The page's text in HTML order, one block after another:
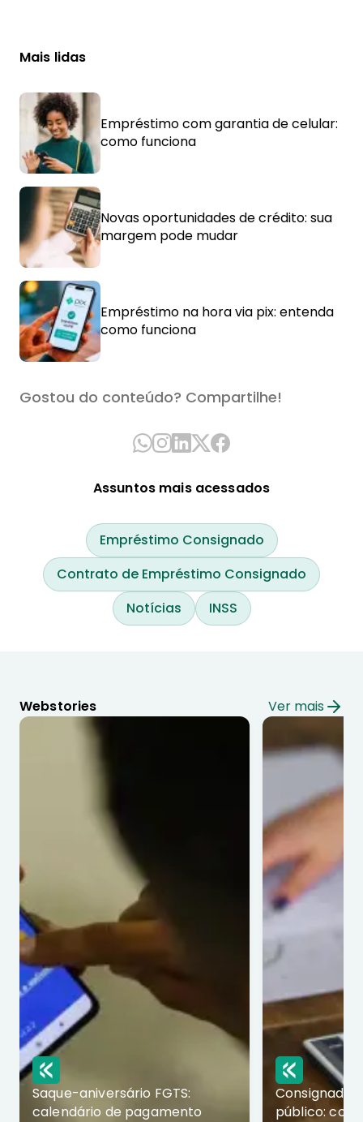
Mais lidas
Empréstimo com garantia de celular:
como funciona
Novas oportunidades de crédito: sua
margem pode mudar
Empréstimo na hora via pix: entenda
como funciona
Gostou do conteúdo? Compartilhe!
Assuntos mais acessados
Empréstimo Consignado
Contrato de Empréstimo Consignado
Notícias
INSS
Webstories Ver mais
Saque-aniversário FGTS:
calendário de pagamento
Consignado
público: